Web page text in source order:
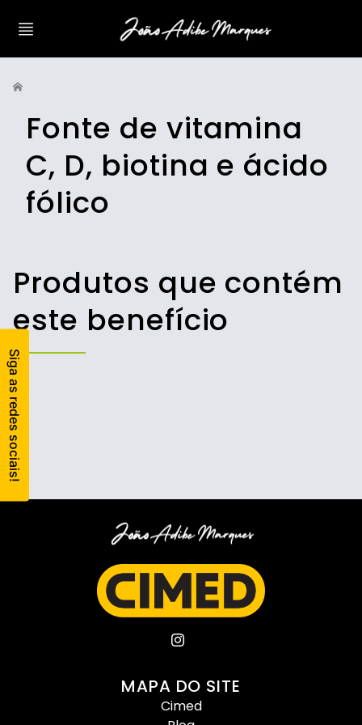
Fonte de vitamina
C, D, biotina e ácido
fólico
Produtos que contém
este benefício
MAPA DO SITE
Cimed